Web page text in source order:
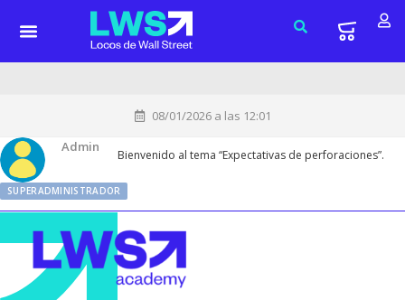
08/01/2026 a las 12:01
Admin
SUPERADMINISTRADOR
Bienvenido al tema “Expectativas de perforaciones”.